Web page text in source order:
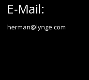
E-Mail:
herman@lynge.com